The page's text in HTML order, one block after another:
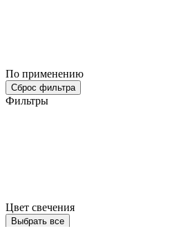
По применению
Сброс фильтра
Фильтры
Цвет свечения
Выбрать все